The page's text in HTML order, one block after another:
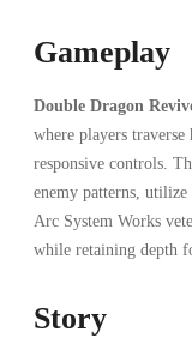
Gameplay
Double Dragon
where players
responsive controls.
enemy patterns,
Arc System Works
while retaining depth
Story